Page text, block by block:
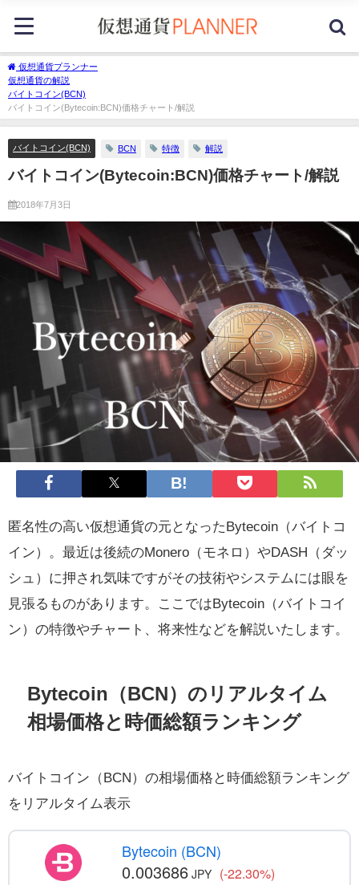
仮想通貨プランナー
仮想通貨の解説
バイトコイン(BCN)
バイトコイン(Bytecoin:BCN)価格チャート/解説
バイトコイン(BCN) BCN 特徴 解説
バイトコイン(Bytecoin:BCN)価格チャート/解説
2018年7月3日
匿名性の高い仮想通貨の元となったBytecoin（バイトコ
イン）。最近は後続のMonero（モネロ）やDASH（ダッ
シュ）に押され気味ですがその技術やシステムには眼を
見張るものがあります。ここではBytecoin（バイトコイ
ン）の特徴やチャート、将来性などを解説いたします。
Bytecoin（BCN）のリアルタイム
相場価格と時価総額ランキング
バイトコイン（BCN）の相場価格と時価総額ランキング
をリアルタイム表示
Bytecoin (BCN)
0.003686 JPY (-22.30%)